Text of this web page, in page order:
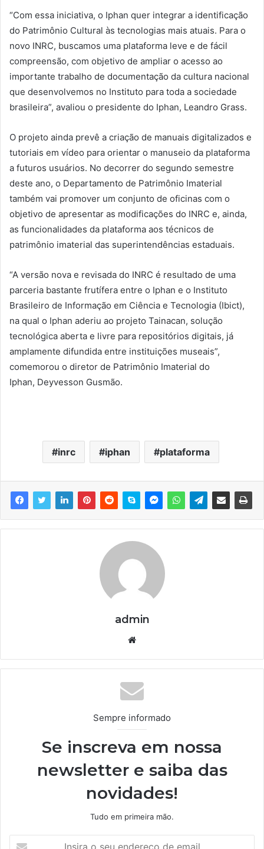
“Com essa iniciativa, o Iphan quer integrar a identificação
do Patrimônio Cultural às tecnologias mais atuais. Para o
novo INRC, buscamos uma plataforma leve e de fácil
compreensão, com objetivo de ampliar o acesso ao
importante trabalho de documentação da cultura nacional
que desenvolvemos no Instituto para toda a sociedade
brasileira”, avaliou o presidente do Iphan, Leandro Grass.
O projeto ainda prevê a criação de manuais digitalizados e
tutoriais em vídeo para orientar o manuseio da plataforma
a futuros usuários. No decorrer do segundo semestre
deste ano, o Departamento de Patrimônio Imaterial
também vai promover um conjunto de oficinas com o
objetivo de apresentar as modificações do INRC e, ainda,
as funcionalidades da plataforma aos técnicos de
patrimônio imaterial das superintendências estaduais.
“A versão nova e revisada do INRC é resultado de uma
parceria bastante frutífera entre o Iphan e o Instituto
Brasileiro de Informação em Ciência e Tecnologia (Ibict),
na qual o Iphan aderiu ao projeto Tainacan, solução
tecnológica aberta e livre para repositórios digitais, já
amplamente difundida entre instituições museais”,
comemorou o diretor de Patrimônio Imaterial do
Iphan, Deyvesson Gusmão.
inrc iphan plataforma
admin
te
Sempre informado
Se inscreva em nossa
newsletter e saiba das
novidades!
Tudo em primeira mão.